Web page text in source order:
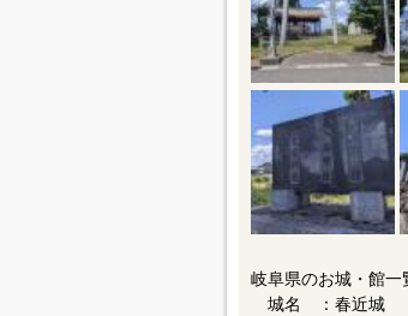
岐阜県のお城・館
城名 ：春近城